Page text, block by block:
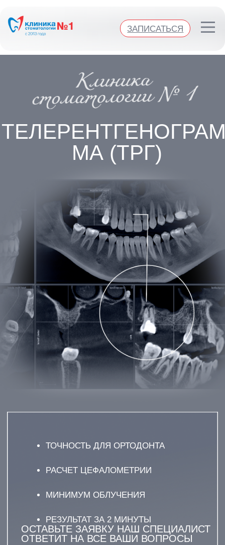
ЗАПИСАТЬСЯ
ЗАПИСАТЬСЯ
ТЕЛЕРЕНТГЕНОГРАМ-
МА (ТРГ)
ОСТАВЬТЕ ЗАЯВКУ НАШ СПЕЦИАЛИСТ
ОТВЕТИТ НА ВСЕ ВАШИ ВОПРОСЫ
ТОЧНОСТЬ ДЛЯ ОРТОДОНТА
РАСЧЕТ ЦЕФАЛОМЕТРИИ
МИНИМУМ ОБЛУЧЕНИЯ
О ЧЕМ УСЛУГА?
ТЕЛЕРЕНТГЕНОГРАММА
(ТРГ)